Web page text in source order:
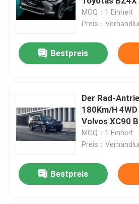
Freundliche Elektroautos ECO
Hochleistungs-Elektroautos
Autos der langen Strecken-EV
Mini-EV-Autos
MOQ：1 Einheit
Preis：
Bestpreis
Der Rad-
180Km/H
Volvos XC90
Energie
MOQ：1 Einheit
Preis：
Bestpreis